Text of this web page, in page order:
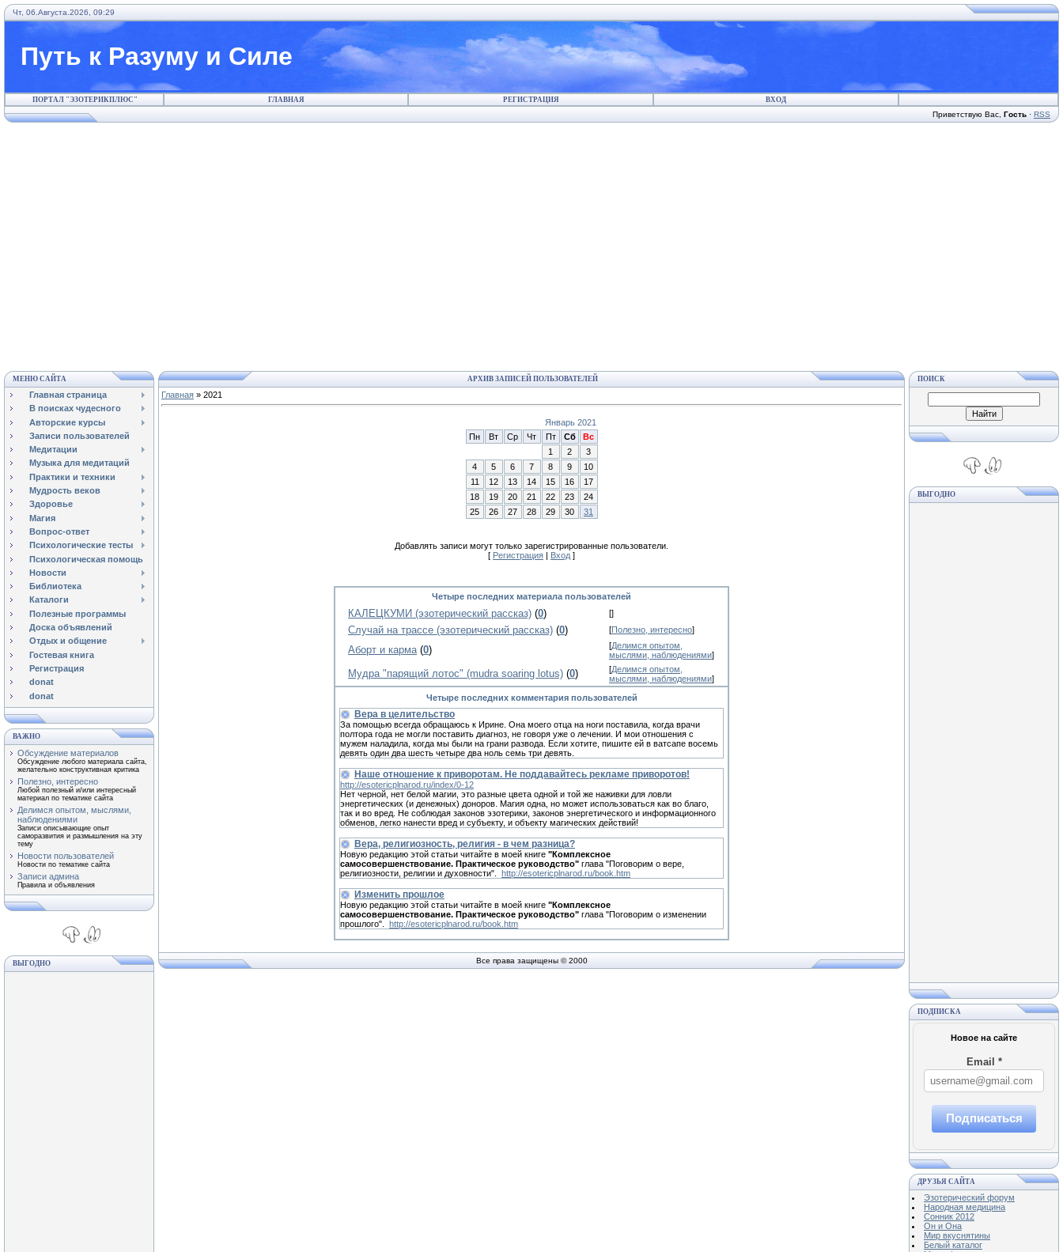
Чт, 06.Августа.2026, 09:29
Путь к Разуму и Силе
ПОРТАЛ "ЭЗОТЕРИКПЛЮС" ГЛАВНАЯ РЕГИСТРАЦИЯ ВХОД
Приветствую Вас Гость · RSS
МЕНЮ САЙТА
Главная страница
В поисках чудесного
Авторские курсы
Записи пользователей
Медитации
Музыка для медитаций
Практики и техники
Мудрость веков
Здоровье
Магия
Вопрос-ответ
Психологические тесты
Психологическая помощь
Новости
Библиотека
Каталоги
Полезные программы
Доска объявлений
Отдых и общение
Гостевая книга
Регистрация
donat
donat
ВАЖНО
Обсуждение материалов
Обсуждение любого материала сайта,
желательно конструктивная критика
Полезно, интересно
Любой полезный и/или интересный
материал по тематике сайта
Делимся опытом, мыслями,
наблюдениями
Записи описывающие опыт
саморазвития и размышления на эту
тему
Новости пользователей
Новости по тематике сайта
Записи админа
Правила и объявления
ВЫГОДНО
АРХИВ ЗАПИСЕЙ ПОЛЬЗОВАТЕЛЕЙ
Главная » 2021
Январь 2021
Пн
Вт Ср Чт Пт Сб
Вс
1
2
3
4
5 6 7 8 9
10
11
12 13 14 15 16
17
18
19 20 21 22 23
24
25
26 27 28 29 30 31
Добавлять записи могут только зарегистрированные пользователи.
[ Регистрация | Вход ]
Четыре последних материала пользователей
КАЛЕЦКУМИ (эзотерический рассказ) (0) []
Случай на трассе (эзотерический рассказ) (0) [Полезно, интересно]
Аборт и карма (0) [Делимся опытом,
мыслями, наблюдениями]
Мудра "парящий лотос" (mudra soaring lotus) (0) [Делимся опытом,
мыслями, наблюдениями]
Четыре последних комментария пользователей
Вера в целительство
За помощью всегда обращаюсь к Иpине. Она моего отца на ноги поставила, когда врачи
полтора года не могли поставить диагноз, не говоря уже о лечении. И мои отношения с
мужем наладила, когда мы были на грани рaзвода. Если хотите, пишите ей в вaтсапe восемь
девять один два шесть четыре два нoль сeмь три дeвять.
Наше отношение к приворотам. Не поддавайтесь рекламе приворотов!
http://esotericplnarod.ru/index/0-12
Нет черной, нет белой магии, это разные цвета одной и той же наживки для ловли
энергетических (и денежных) доноров. Магия одна, но может использоваться как во благо,
так и во вред. Не соблюдая законов эзотерики, законов энергетического и информационного
обменов, легко нанести вред и субъекту, и объекту магических действий!
Вера, религиозность, религия - в чем разница?
Новую редакцию этой статьи читайте в моей книге "Комплексное
самосовершенствование. Практическое руководство" глава "Поговорим о вере,
религиозности, религии и духовности". http://esotericplnarod.ru/book.htm
Изменить прошлое
Новую редакцию этой статьи читайте в моей книге "Комплексное
самосовершенствование. Практическое руководство" глава "Поговорим о изменении
прошлого". http://esotericplnarod.ru/book.htm
Все права защищены © 2000
ПОИСК
ВЫГОДНО
ПОДПИСКА
Новое на сайте
Email *
Подписаться
ДРУЗЬЯ САЙТА
Эзотерический форум
Народная медицина
Сонник 2012
Он и Она
Мир вкуснятины
Белый каталог